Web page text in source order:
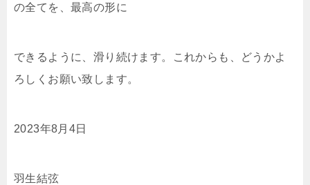
の全てを、最高の形に
できるように、滑り続けます。これからも、どうかよ
ろしくお願い致します。
2023年8月4日
羽生結弦